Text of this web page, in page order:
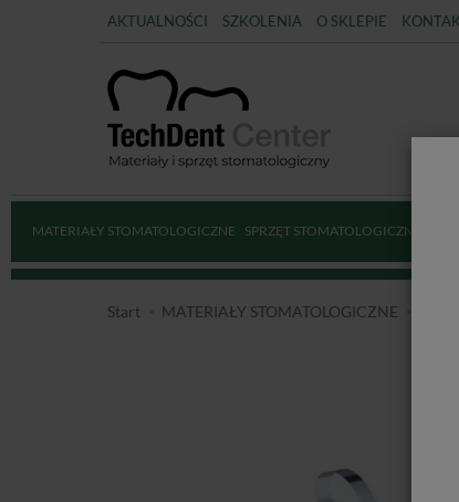
AKTUALNOŚCI SZKOLENIA O SKLEPIE
MATERIAŁY STOMATOLOGICZNE SPRZĘT STOMATOLOGICZNY
Start MATERIAŁY STOMATOLOGICZNE